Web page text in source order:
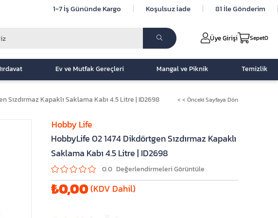
1-7 İş Gününde Kargo Koşulsuz İade 81 İle Gönderim
Üye Girişi Sepet0
Ev ve Mutfak Gereçleri Mangal ve Piknik Temizlik
Sızdırmaz Kapaklı Saklama Kabı 4.5 Litre | ID2698 < < Önceki Sayfaya Dön
HobbyLife 02 1474 Dikdörtgen Sızdırmaz Kapaklı
Saklama Kabı 4.5 Litre | ID2698
0.0
₺0,00(KDV Dahil)
Hobby Life